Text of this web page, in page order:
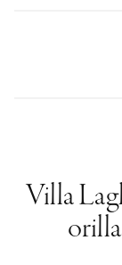
Villa